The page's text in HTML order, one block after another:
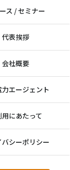
ス / セミナー
代表挨拶
会社概要
力エージェント
用にあたって
バシーポリシー